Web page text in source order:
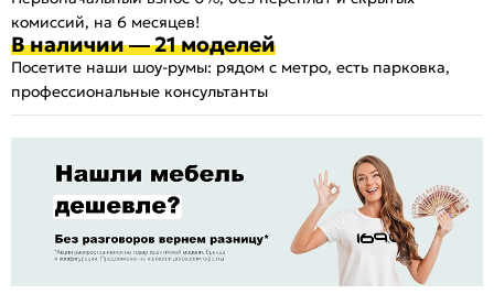
комиссий, на 6 месяцев!
В наличии — 21 моделей
Посетите наши шоу-румы: рядом с метро, есть парковка,
профессиональные консультанты